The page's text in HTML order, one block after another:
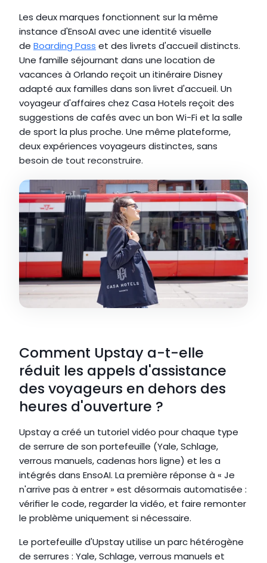
Les deux marques fonctionnent sur la même
instance d'EnsoAI avec une identité visuelle
de Boarding Pass et des livrets d'accueil distincts.
Une famille séjournant dans une location de
vacances à Orlando reçoit un itinéraire Disney
adapté aux familles dans son livret d'accueil. Un
voyageur d'affaires chez Casa Hotels reçoit des
suggestions de cafés avec un bon Wi-Fi et la salle
de sport la plus proche. Une même plateforme,
deux expériences voyageurs distinctes, sans
besoin de tout reconstruire.
Comment Upstay a-t-elle
réduit les appels d'assistance
des voyageurs en dehors des
heures d'ouverture ?
Upstay a créé un tutoriel vidéo pour chaque type
de serrure de son portefeuille (Yale, Schlage,
verrous manuels, cadenas hors ligne) et les a
intégrés dans EnsoAI. La première réponse à « Je
n'arrive pas à entrer » est désormais automatisée :
vérifier le code, regarder la vidéo, et faire remonter
le problème uniquement si nécessaire.
Le portefeuille d'Upstay utilise un parc hétérogène
de serrures : Yale, Schlage, verrous manuels et